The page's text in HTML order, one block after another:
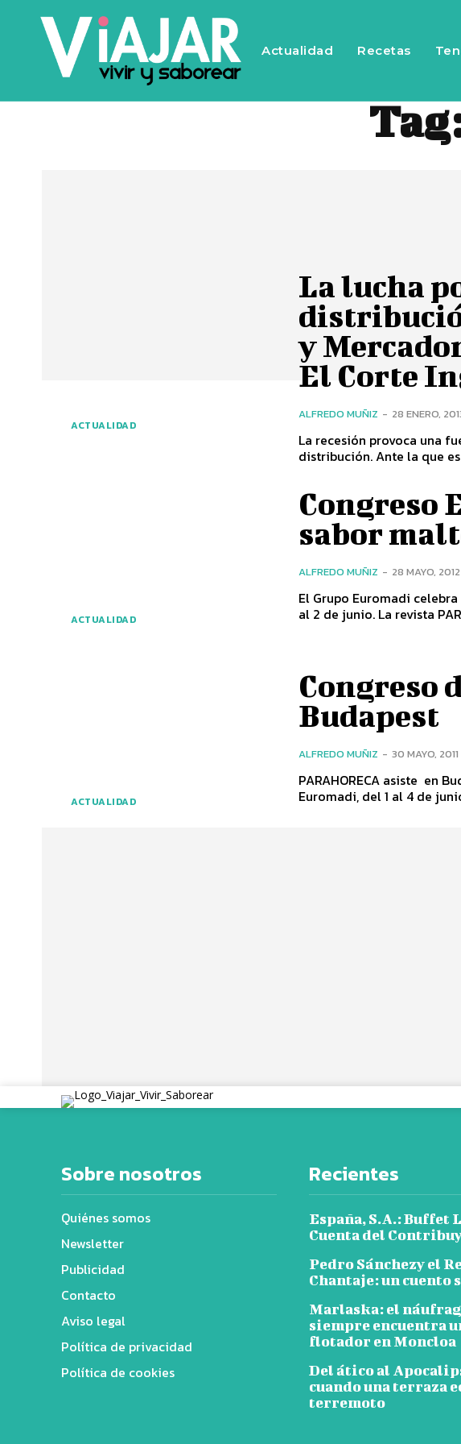
Actualidad Recetas
ACTUALIDAD
La lucha
y
El Corte
ALFREDO MUÑIZ - 28 ENERO,
La recesión provoca una
distribución. Ante la que
ACTUALIDAD
Congreso
sabor
ALFREDO MUÑIZ - 28 MAYO, 2012
El Grupo Euromadi
al 2 de junio. La revista
ACTUALIDAD
Congreso
Budapest
ALFREDO MUÑIZ - 30 MAYO, 2011
PARAHORECA asiste en
Euromadi, del 1 al 4 de
Sobre nosotros
Quiénes somos
Newsletter
Publicidad
Contacto
Aviso legal
Política de privacidad
Política de cookies
Recientes
España, S.A.: Buffet
Cuenta del
Pedro Sánchezy el
Chantaje: un cuento
Marlaska: el
siempre encuentra
flotador en Moncloa
Del ático al
cuando una terraza
terremoto